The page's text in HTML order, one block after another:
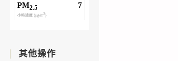
其他操作